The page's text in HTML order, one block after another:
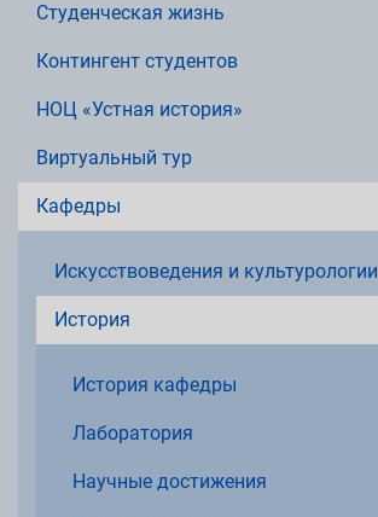
Студенческая жизнь
Контингент студентов
НОЦ «Устная история»
Виртуальный тур
Кафедры
Искусствоведения и культурологии
История
История кафедры
Лаборатория
Научные достижения